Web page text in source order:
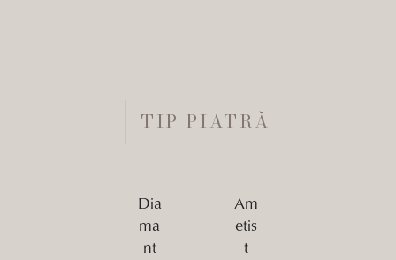
TIP PIATRĂ
Dia
ma
nt
Am
etis
t